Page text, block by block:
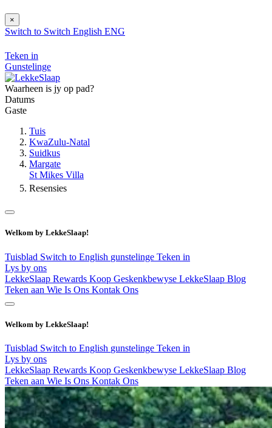
×
Switch to Switch English ENG
Teken in
Gunstelinge
Waarheen is jy op pad?
Datums
Gaste
Tuis
KwaZulu-Natal
Suidkus
Margate
St Mikes Villa
Resensies
Welkom by LekkeSlaap!
Tuisblad Switch to English gunstelinge Teken in
Lys by ons
LekkeSlaap Rewards Koop Geskenkbewyse LekkeSlaap Blog
Teken aan Wie Is Ons Kontak Ons
Welkom by LekkeSlaap!
Tuisblad Switch to English gunstelinge Teken in
Lys by ons
LekkeSlaap Rewards Koop Geskenkbewyse LekkeSlaap Blog
Teken aan Wie Is Ons Kontak Ons